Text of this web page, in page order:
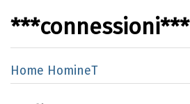
***connessioni***
Home HomineT